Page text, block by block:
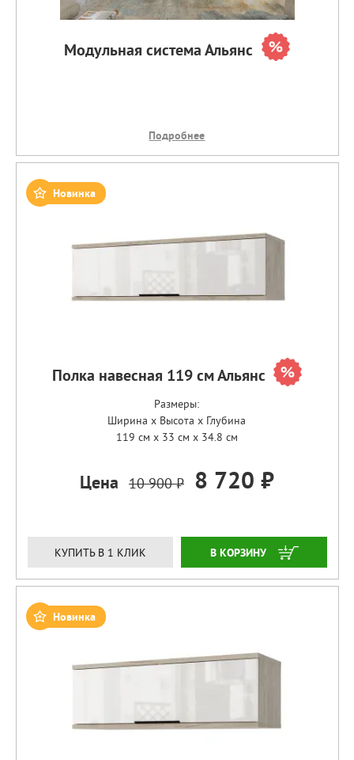
Модульная система Альянс
Подробнее
Новинка
Полка навесная 119 см Альянс
Размеры:
Ширина x Высота x Глубина
119 см x 33 см x 34.8 см
Цена 10 900 ₽ 8 720 ₽
КУПИТЬ В 1 КЛИК ЗАКАЗАТЬ
Новинка